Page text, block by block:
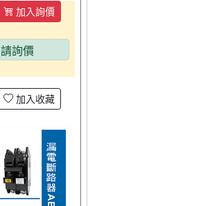
加入詢價
請詢價
加入收藏